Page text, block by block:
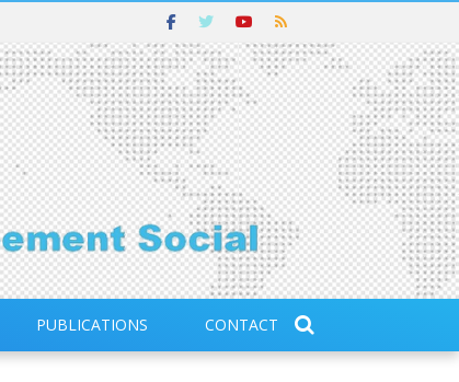
PUBLICATIONS CONTACT